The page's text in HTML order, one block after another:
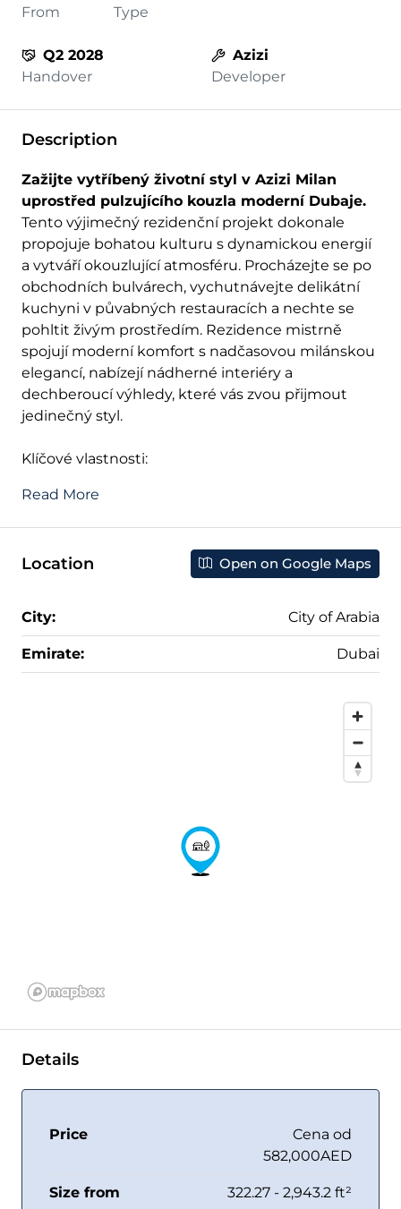
From
Type
Q2 2028
Handover
Azizi
Developer
Description
Zažijte vytříbený životní styl v Azizi Milan
uprostřed pulzujícího kouzla moderní Dubaje.
Tento výjimečný rezidenční projekt dokonale
propojuje bohatou kulturu s dynamickou energií
a vytváří okouzlující atmosféru. Procházejte se po
obchodních bulvárech, vychutnávejte delikátní
kuchyni v půvabných restauracích a nechte se
pohltit živým prostředím. Rezidence mistrně
spojují moderní komfort s nadčasovou milánskou
elegancí, nabízejí nádherné interiéry a
dechberoucí výhledy, které vás zvou přijmout
jedinečný styl.
Klíčové vlastnosti:
Read More
Location Open on Google Maps
City: City of Arabia
Emirate: Dubai
Details
Price
Cena od
582,000AED
Size from 322.27 - 2,943.2 ft²